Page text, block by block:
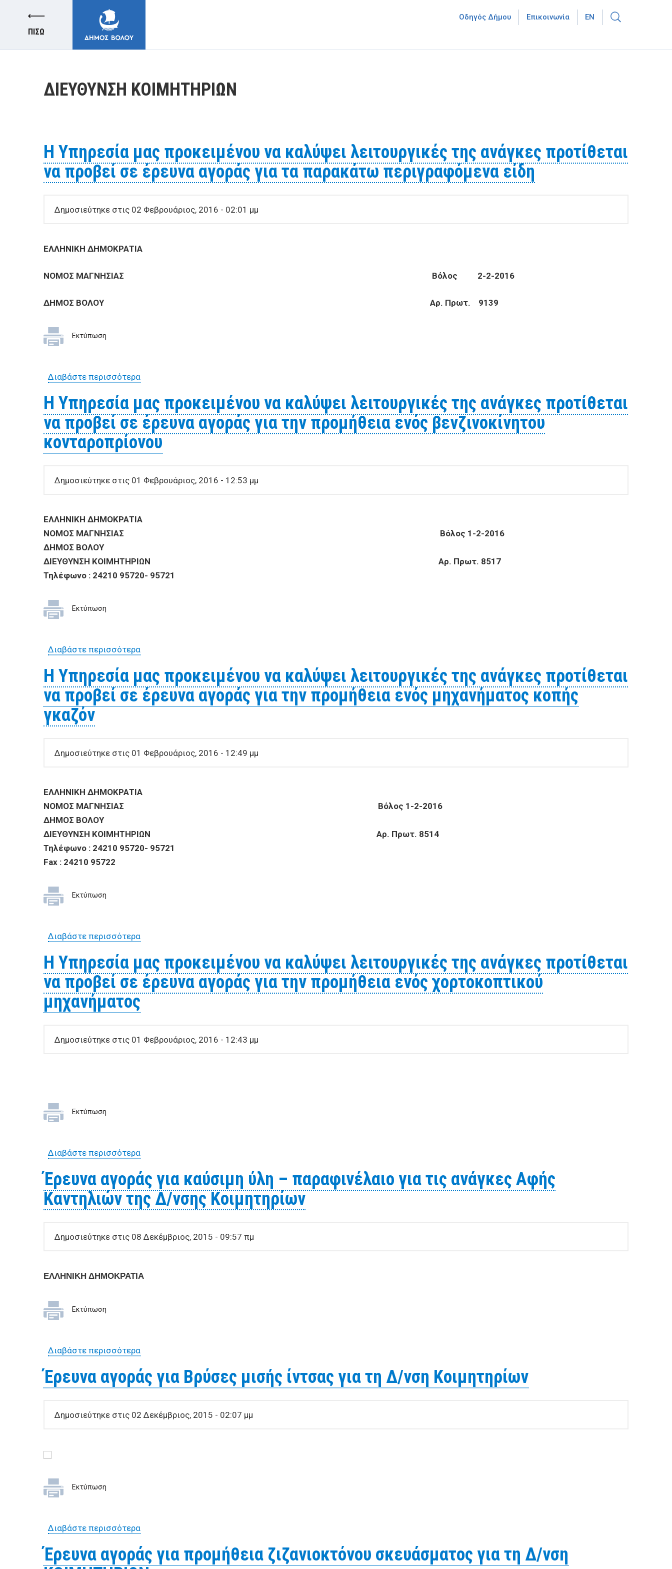
ΠΙΣΩ
Οδηγός Δήμου Επικοινωνία EN
ΔΙΕΥΘΥΝΣΗ ΚΟΙΜΗΤΗΡΙΩΝ
Η Υπηρεσία μας προκειμένου να καλύψει λειτουργικές της ανάγκες προτίθεται
να προβεί σε έρευνα αγοράς για τα παρακάτω περιγραφόμενα είδη
Δημοσιεύτηκε στις 02 Φεβρουάριος, 2016 - 02:01 μμ
ΕΛΛΗΝΙΚΗ ΔΗΜΟΚΡΑΤΙΑ
ΝΟΜΟΣ ΜΑΓΝΗΣΙΑΣ Βόλος 2-2-2016
ΔΗΜΟΣ ΒΟΛΟΥ Αρ. Πρωτ. 9139
Εκτύπωση
Διαβάστε περισσότεραγια Η Υπηρεσία μας προκειμένου να καλύψει λειτουργικές της ανάγκες προτίθεται να προβεί σε έρευνα αγοράς για τα παρακάτω
Η Υπηρεσία μας προκειμένου να καλύψει λειτουργικές της ανάγκες προτίθεται
να προβεί σε έρευνα αγοράς για την προμήθεια ενός βενζινοκίνητου
κονταροπρίονου
Δημοσιεύτηκε στις 01 Φεβρουάριος, 2016 - 12:53 μμ
ΕΛΛΗΝΙΚΗ ΔΗΜΟΚΡΑΤΙΑ
ΝΟΜΟΣ ΜΑΓΝΗΣΙΑΣ Βόλος 1-2-2016
ΔΗΜΟΣ ΒΟΛΟΥ
ΔΙΕΥΘΥΝΣΗ ΚΟΙΜΗΤΗΡΙΩΝ Αρ. Πρωτ. 8517
Τηλέφωνο : 24210 95720- 95721
Εκτύπωση
Διαβάστε περισσότεραγια Η Υπηρεσία μας προκειμένου να καλύψει λειτουργικές της ανάγκες προτίθεται να προβεί σε έρευνα αγοράς για την προμήθεια ενός
Η Υπηρεσία μας προκειμένου να καλύψει λειτουργικές της ανάγκες προτίθεται
να προβεί σε έρευνα αγοράς για την προμήθεια ενός μηχανήματος κοπής
γκαζόν
Δημοσιεύτηκε στις 01 Φεβρουάριος, 2016 - 12:49 μμ
ΕΛΛΗΝΙΚΗ ΔΗΜΟΚΡΑΤΙΑ
ΝΟΜΟΣ ΜΑΓΝΗΣΙΑΣ Βόλος 1-2-2016
ΔΗΜΟΣ ΒΟΛΟΥ
ΔΙΕΥΘΥΝΣΗ ΚΟΙΜΗΤΗΡΙΩΝ Αρ. Πρωτ. 8514
Τηλέφωνο : 24210 95720- 95721
Fax : 24210 95722
Εκτύπωση
Διαβάστε περισσότεραγια Η Υπηρεσία μας προκειμένου να καλύψει λειτουργικές της ανάγκες προτίθεται να προβεί σε έρευνα αγοράς για την προμήθεια ενός
Η Υπηρεσία μας προκειμένου να καλύψει λειτουργικές της ανάγκες προτίθεται
να προβεί σε έρευνα αγοράς για την προμήθεια ενός χορτοκοπτικού
μηχανήματος
Δημοσιεύτηκε στις 01 Φεβρουάριος, 2016 - 12:43 μμ
Εκτύπωση
Διαβάστε περισσότεραγια Η Υπηρεσία μας προκειμένου να καλύψει λειτουργικές της ανάγκες προτίθεται να προβεί σε έρευνα αγοράς για την προμήθεια ενός
Έρευνα αγοράς για καύσιμη ύλη – παραφινέλαιο για τις ανάγκες Αφής
Καντηλιών της Δ/νσης Κοιμητηρίων
Δημοσιεύτηκε στις 08 Δεκέμβριος, 2015 - 09:57 πμ
ΕΛΛΗΝΙΚΗ ΔΗΜΟΚΡΑΤΙΑ
Εκτύπωση
Διαβάστε περισσότεραγια Έρευνα αγοράς για καύσιμη ύλη – παραφινέλαιο για τις ανάγκες Αφής Καντηλιών της Δ/νσης Κοιμητηρίων
Έρευνα αγοράς για Βρύσες μισής ίντσας για τη Δ/νση Κοιμητηρίων
Δημοσιεύτηκε στις 02 Δεκέμβριος, 2015 - 02:07 μμ
Εκτύπωση
Διαβάστε περισσότεραγια Έρευνα αγοράς για Βρύσες μισής ίντσας για τη Δ/νση Κοιμητηρίων
Έρευνα αγοράς για προμήθεια ζιζανιοκτόνου σκευάσματος για τη Δ/νση